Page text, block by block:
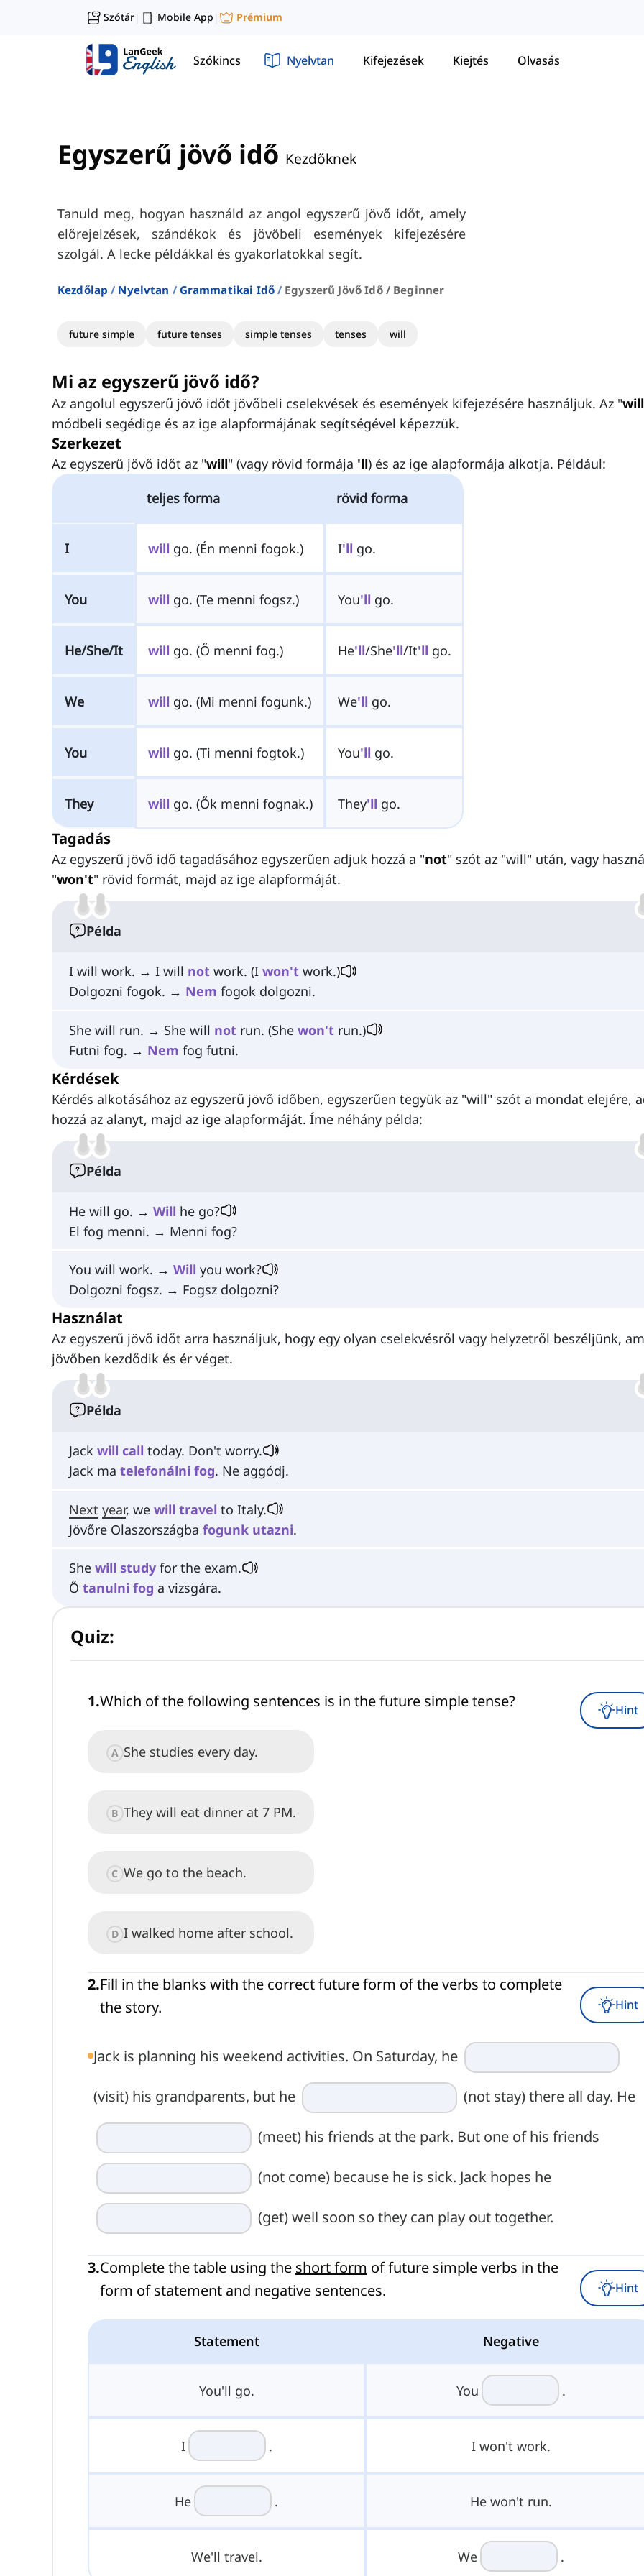
Szótár| Mobile App | Prémium
Szókincs Nyelvtan Kifejezések Kiejtés Olvasás
Egyszerű jövő idő Kezdőknek
Tanuld meg, hogyan használd az angol egyszerű jövő időt, amely
előrejelzések, szándékok és jövőbeli események kifejezésére
szolgál. A lecke példákkal és gyakorlatokkal segít.
Kezdőlap Nyelvtan Grammatikai Idő Egyszerű Jövő Idő / Beginner
future simple future tenses simple tenses tenses will
Mi az egyszerű jövő idő?
Az angolul egyszerű jövő időt jövőbeli cselekvések és események kifejezésére használjuk. Az "will
módbeli segédige és az ige alapformájának segítségével képezzük.
Szerkezet
Az egyszerű jövő időt az "will" (vagy rövid formája 'll) és az ige alapformája alkotja. Például:
teljes forma
rövid forma
I will go. (Én menni fogok.) I'll go.
You will go. (Te menni fogsz.) You'll go.
He/She/It will go. (Ő menni fog.) He'll/She'll/It'll go.
We will go. (Mi menni fogunk.) We'll go.
You will go. (Ti menni fogtok.) You'll go.
They will go. (Ők menni fognak.) They'll go.
Tagadás
Az egyszerű jövő idő tagadásához egyszerűen adjuk hozzá a "not" szót az "will" után, vagy
"won't" rövid formát, majd az ige alapformáját.
Példa
I will work. → I will not work. (I won't work.)
Dolgozni fogok. → Nem fogok dolgozni.
She will run. → She will not run. (She won't run.)
Futni fog. → Nem fog futni.
Kérdések
Kérdés alkotásához az egyszerű jövő időben, egyszerűen tegyük az "will" szót a mondat elejére,
hozzá az alanyt, majd az ige alapformáját. Íme néhány példa:
Példa
He will go. → Will he go?
El fog menni. → Menni fog?
You will work. → Will you work?
Dolgozni fogsz. → Fogsz dolgozni?
Használat
Az egyszerű jövő időt arra használjuk, hogy egy olyan cselekvésről vagy helyzetről beszéljünk,
jövőben kezdődik és ér véget.
Példa
Jack will call today. Don't worry.
Jack ma telefonálni fog. Ne aggódj.
Next year, we will travel to Italy.
Jövőre Olaszországba fogunk utazni.
She will study for the exam.
Ő tanulni fog a vizsgára.
Quiz:
1.Which of the following sentences is in the future simple tense? Hint
A She studies every day.
B They will eat dinner at 7 PM.
C We go to the beach.
D I walked home after school.
2.Fill in the blanks with the correct future form of the verbs to complete
the story.
Hint
Jack is planning his weekend activities. On Saturday, he
(visit) his grandparents, but he (not stay) there all day. He
(meet) his friends at the park. But one of his friends
(not come) because he is sick. Jack hopes he
(get) well soon so they can play out together.
3.Complete the table using the short form of future simple verbs in the
form of statement and negative sentences.
Hint
Statement Negative
You'll go. You .
I . I won't work.
He . He won't run.
We'll travel. We .